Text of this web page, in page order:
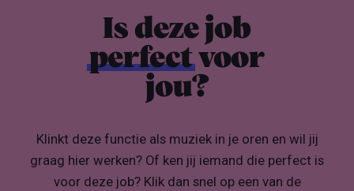
Is deze job
perfectvoor
jou?
Klinkt deze functie als muziek in je oren en wil jij
graag hier werken? Of ken jij iemand die perfect is
voor deze job? Klik dan snel op een van de